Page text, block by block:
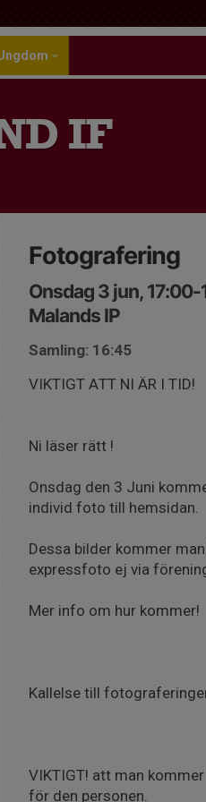
IF
Fotografering
Onsdag 3 jun, 17:00-
Malands IP
Samling: 16:45
VIKTIGT ATT NI ÄR I TID!
Ni läser rätt !
Onsdag den 3 Juni
individ foto till hemsidan.
Dessa bilder kommer
expressfoto ej via
Mer info om hur kommer!
Kallelse till
VIKTIGT! att man
för den personen.